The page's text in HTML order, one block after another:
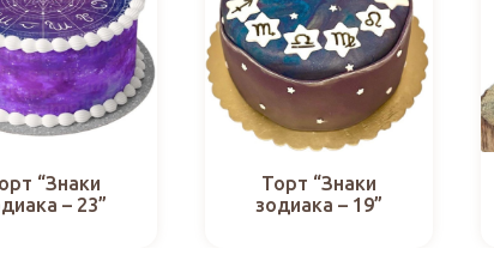
“Знаки
– 23”
Торт “Знаки
зодиака – 19”